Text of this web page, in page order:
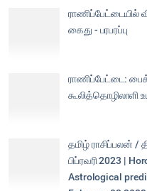
ராணிப்பேட்டையில்
கைது - பரபரப்பு
ராணிப்பேட்டை:
கூலித்தொழிலாளி
தமிழ் ராசிப்பலன் /
பிப்ரவரி 2023 |
Astrological